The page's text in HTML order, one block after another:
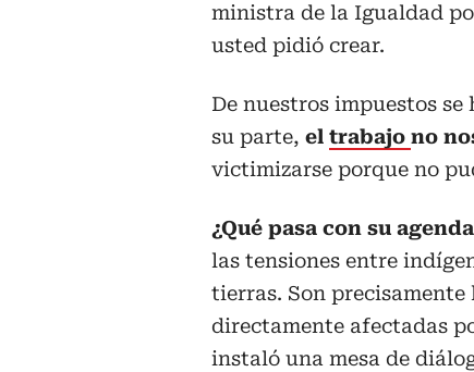
ministra de la Igualdad
usted pidió crear.
De nuestros impuestos
su parte, el trabajo no
victimizarse porque no
¿Qué pasa con su
las tensiones entre
tierras. Son
directamente afectadas
instaló una mesa de